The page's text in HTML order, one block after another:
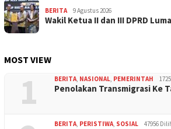
BERITA 9 Agustus 2026
Wakil Ketua II dan III DPRD
MOST VIEW
1 BERITA, NASIONAL, PEMERINTAH
Penolakan Transmigrasi Ke
BERITA, PERISTIWA, SOSIAL 47956